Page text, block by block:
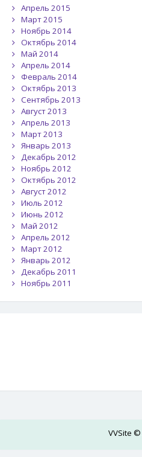
Апрель 2015
Март 2015
Ноябрь 2014
Октябрь 2014
Май 2014
Апрель 2014
Февраль 2014
Октябрь 2013
Сентябрь 2013
Август 2013
Апрель 2013
Март 2013
Январь 2013
Декабрь 2012
Ноябрь 2012
Октябрь 2012
Август 2012
Июль 2012
Июнь 2012
Май 2012
Апрель 2012
Март 2012
Январь 2012
Декабрь 2011
Ноябрь 2011
VVSite